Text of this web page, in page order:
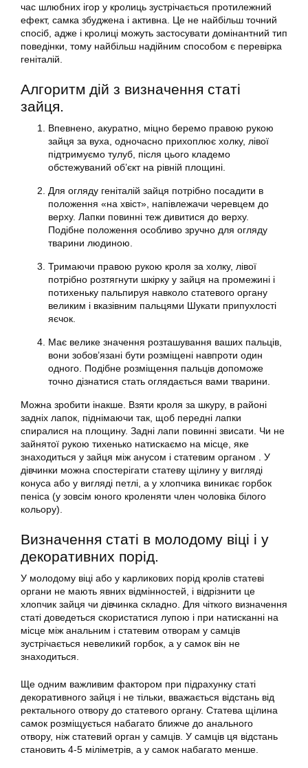
час шлюбних ігор у кролиць зустрічається протилежний
ефект, самка збуджена і активна. Це не найбільш точний
спосіб, адже і кролиці можуть застосувати домінантний тип
поведінки, тому найбільш надійним способом є перевірка
геніталій.
Алгоритм дій з визначення статі
зайця.
Впевнено, акуратно, міцно беремо правою рукою
зайця за вуха, одночасно прихоплює холку, лівої
підтримуємо тулуб, після цього кладемо
обстежуваний об’єкт на рівній площині.
Для огляду геніталій зайця потрібно посадити в
положення «на хвіст», напівлежачи черевцем до
верху. Лапки повинні теж дивитися до верху.
Подібне положення особливо зручно для огляду
тварини людиною.
Тримаючи правою рукою кроля за холку, лівої
потрібно розтягнути шкірку у зайця на промежині і
потихеньку пальпируя навколо статевого органу
великим і вказівним пальцями Шукати припухлості
яєчок.
Має велике значення розташування ваших пальців,
вони зобов’язані бути розміщені навпроти один
одного. Подібне розміщення пальців допоможе
точно дізнатися стать оглядається вами тварини.
Можна зробити інакше. Взяти кроля за шкуру, в районі
задніх лапок, піднімаючи так, щоб передні лапки
спиралися на площину. Задні лапи повинні звисати. Чи не
зайнятої рукою тихенько натискаємо на місце, яке
знаходиться у зайця між анусом і статевим органом . У
дівчинки можна спостерігати статеву щілину у вигляді
конуса або у вигляді петлі, а у хлопчика виникає горбок
пеніса (у зовсім юного кроленяти член чоловіка білого
кольору).
Визначення статі в молодому віці і у
декоративних порід.
У молодому віці або у карликових порід кролів статеві
органи не мають явних відмінностей, і відрізнити це
хлопчик зайця чи дівчинка складно. Для чіткого визначення
статі доведеться скористатися лупою і при натисканні на
місце між анальним і статевим отворам у самців
зустрічається невеликий горбок, а у самок він не
знаходиться.
Ще одним важливим фактором при підрахунку статі
декоративного зайця і не тільки, вважається відстань від
ректального отвору до статевого органу. Статева щілина
самок розміщується набагато ближче до анального
отвору, ніж статевий орган у самців. У самців ця відстань
становить 4-5 міліметрів, а у самок набагато менше.